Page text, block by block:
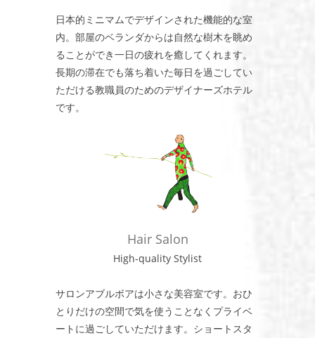
日本的ミニマムでデザインされた機能的な室
内。部屋のベランダからは自然な樹木を眺め
ることができ一日の疲れを癒してくれます。
長期の滞在でも落ち着いた毎日を過ごしてい
ただける教職員のためのデザイナーズホテル
です。
Hair Salon
High-quality Stylist
サロンアブルボアは小さな美容室です。おひ
とりだけの空間で気を使うことなくプライベ
ートに過ごしていただけます。ショートスタ